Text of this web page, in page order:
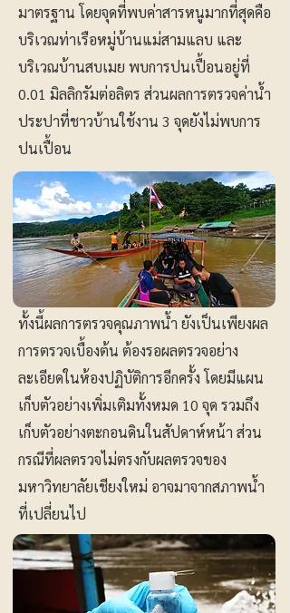
มาตรฐาน โดยจุดที่พบค่าสารหนูมากที่สุดคือ
บริเวณท่าเรือหมู่บ้านแม่สามแลบ และ
บริเวณบ้านสบเมย พบการปนเปื้อนอยู่ที่
0.01 มิลลิกรัมต่อลิตร ส่วนผลการตรวจค่าน้ำ
ประปาที่ชาวบ้านใช้งาน 3 จุดยังไม่พบการ
ปนเปื้อน
ทั้งนี้ผลการตรวจคุณภาพน้ำ ยังเป็นเพียงผล
การตรวจเบื้องต้น ต้องรอผลตรวจอย่าง
ละเอียดในห้องปฏิบัติการอีกครั้ง โดยมีแผน
เก็บตัวอย่างเพิ่มเติมทั้งหมด 10 จุด รวมถึง
เก็บตัวอย่างตะกอนดินในสัปดาห์หน้า ส่วน
กรณีที่ผลตรวจไม่ตรงกับผลตรวจของ
มหาวิทยาลัยเชียงใหม่ อาจมาจากสภาพน้ำ
ที่เปลี่ยนไป